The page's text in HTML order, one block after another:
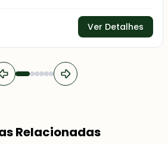
Ver Detalhes
Relacionadas